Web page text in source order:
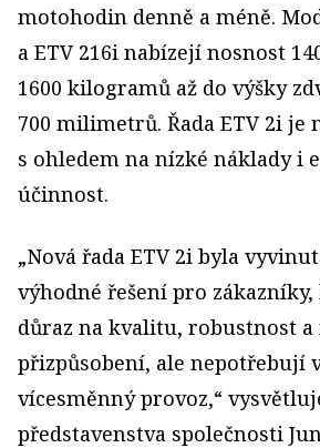
motohodin denně a méně.
a ETV 216i nabízejí nosnost
1600 kilogramů až do výšky
700 milimetrů. Řada ETV 2i je
s ohledem na nízké náklady i
účinnost.
„Nová řada ETV 2i byla
výhodné řešení pro
důraz na kvalitu, robustnost
přizpůsobení, ale nepotřebují
vícesměnný provoz,“
představenstva společnosti